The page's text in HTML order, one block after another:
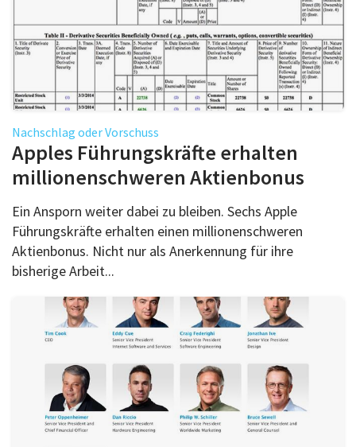
Nachschlag oder Vorschuss
Apples Führungskräfte erhalten
millionenschweren Aktienbonus
Ein Ansporn weiter dabei zu bleiben. Sechs Apple
Führungskräfte erhalten einen millionenschweren
Aktienbonus. Nicht nur als Anerkennung für ihre
bisherige Arbeit...